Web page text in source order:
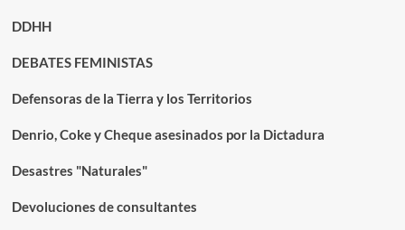
DDHH
DEBATES FEMINISTAS
Defensoras de la Tierra y los Territorios
Denrio, Coke y Cheque asesinados por la Dictadura
Desastres "Naturales"
Devoluciones de consultantes